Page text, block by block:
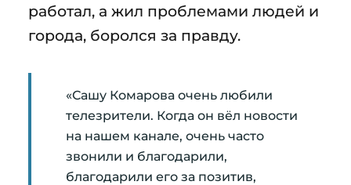
работал, а жил проблемами людей и
города, боролся за правду.
«Сашу Комарова очень любили
телезрители. Когда он вёл новости
на нашем канале, очень часто
звонили и благодарили,
благодарили его за позитив,